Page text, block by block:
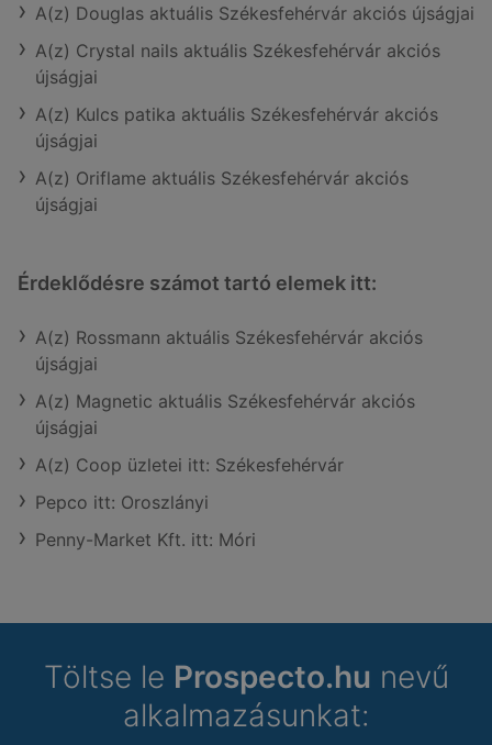
A(z) Douglas aktuális Székesfehérvár akciós újságjai
A(z) Crystal nails aktuális Székesfehérvár akciós
újságjai
A(z) Kulcs patika aktuális Székesfehérvár akciós
újságjai
A(z) Oriflame aktuális Székesfehérvár akciós
újságjai
Érdeklődésre számot tartó elemek itt:
A(z) Rossmann aktuális Székesfehérvár akciós
újságjai
A(z) Magnetic aktuális Székesfehérvár akciós
újságjai
A(z) Coop üzletei itt: Székesfehérvár
Pepco itt: Oroszlányi
Penny-Market Kft. itt: Móri
Töltse le Prospecto.hu nevű
alkalmazásunkat: